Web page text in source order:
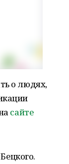
о людях,
сайте